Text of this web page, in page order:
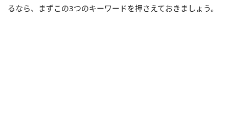
るなら、まずこの3つのキーワードを押さえておきましょう。